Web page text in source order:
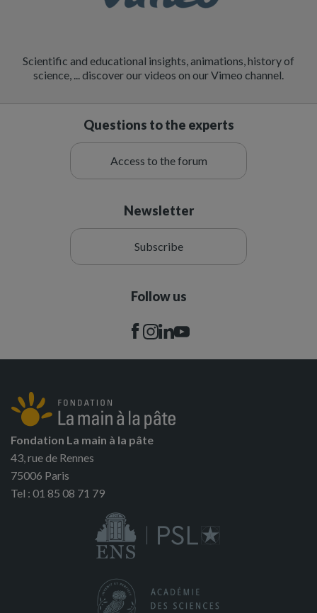
Scientific and educational insights, animations, history of
science, ... discover our videos on our Vimeo channel.
Questions to the experts
Access to the forum
Newsletter
Subscribe
Follow us
Fondation La main à la pâte
43, rue de Rennes
75006 Paris
Tel : 01 85 08 71 79